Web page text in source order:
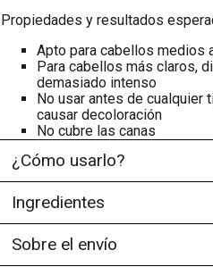
Propiedades y resultados
Apto para cabellos medios
Para cabellos más claros,
demasiado intenso
No usar antes de cualquier
causar decoloración
No cubre las canas
¿Cómo usarlo?
Ingredientes
Sobre el envío